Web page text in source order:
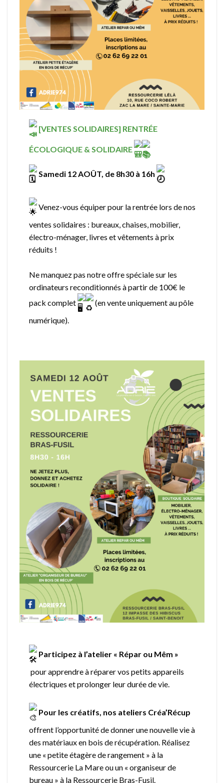
[VENTES SOLIDAIRES] RENTRÉE
ÉCOLOGIQUE & SOLIDAIRE
Samedi 12 AOÛT, de 8h30 à 16h
Venez-vous équiper pour la rentrée lors de nos
ventes solidaires : bureaux, chaises, mobilier,
électro-ménager, livres et vêtements à prix
réduits !
Ne manquez pas notre offre spéciale sur les
ordinateurs reconditionnés à partir de 100€ le
pack complet
(en vente uniquement au pôle
numérique).
Participez à l’atelier « Répar ou Mêm »
pour apprendre à réparer vos petits appareils
électriques et prolonger leur durée de vie.
Pour les créatifs, nos ateliers Créa’Récup
offrent l’opportunité de donner une nouvelle vie à
des matériaux en bois de récupération. Réalisez
une « petite étagère de rangement » à la
Ressourcerie La Mare ou un « organiseur de
bureau » à la Ressourcerie Bras-Fusil.